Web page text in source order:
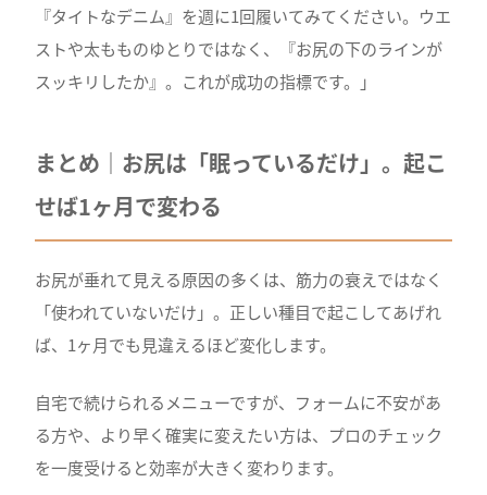
『タイトなデニム』を週に1回履いてみてください。ウエ
ストや太もものゆとりではなく、『お尻の下のラインが
スッキリしたか』。これが成功の指標です。」
まとめ｜お尻は「眠っているだけ」。起こ
せば1ヶ月で変わる
お尻が垂れて見える原因の多くは、筋力の衰えではなく
「使われていないだけ」。正しい種目で起こしてあげれ
ば、1ヶ月でも見違えるほど変化します。
自宅で続けられるメニューですが、フォームに不安があ
る方や、より早く確実に変えたい方は、プロのチェック
を一度受けると効率が大きく変わります。